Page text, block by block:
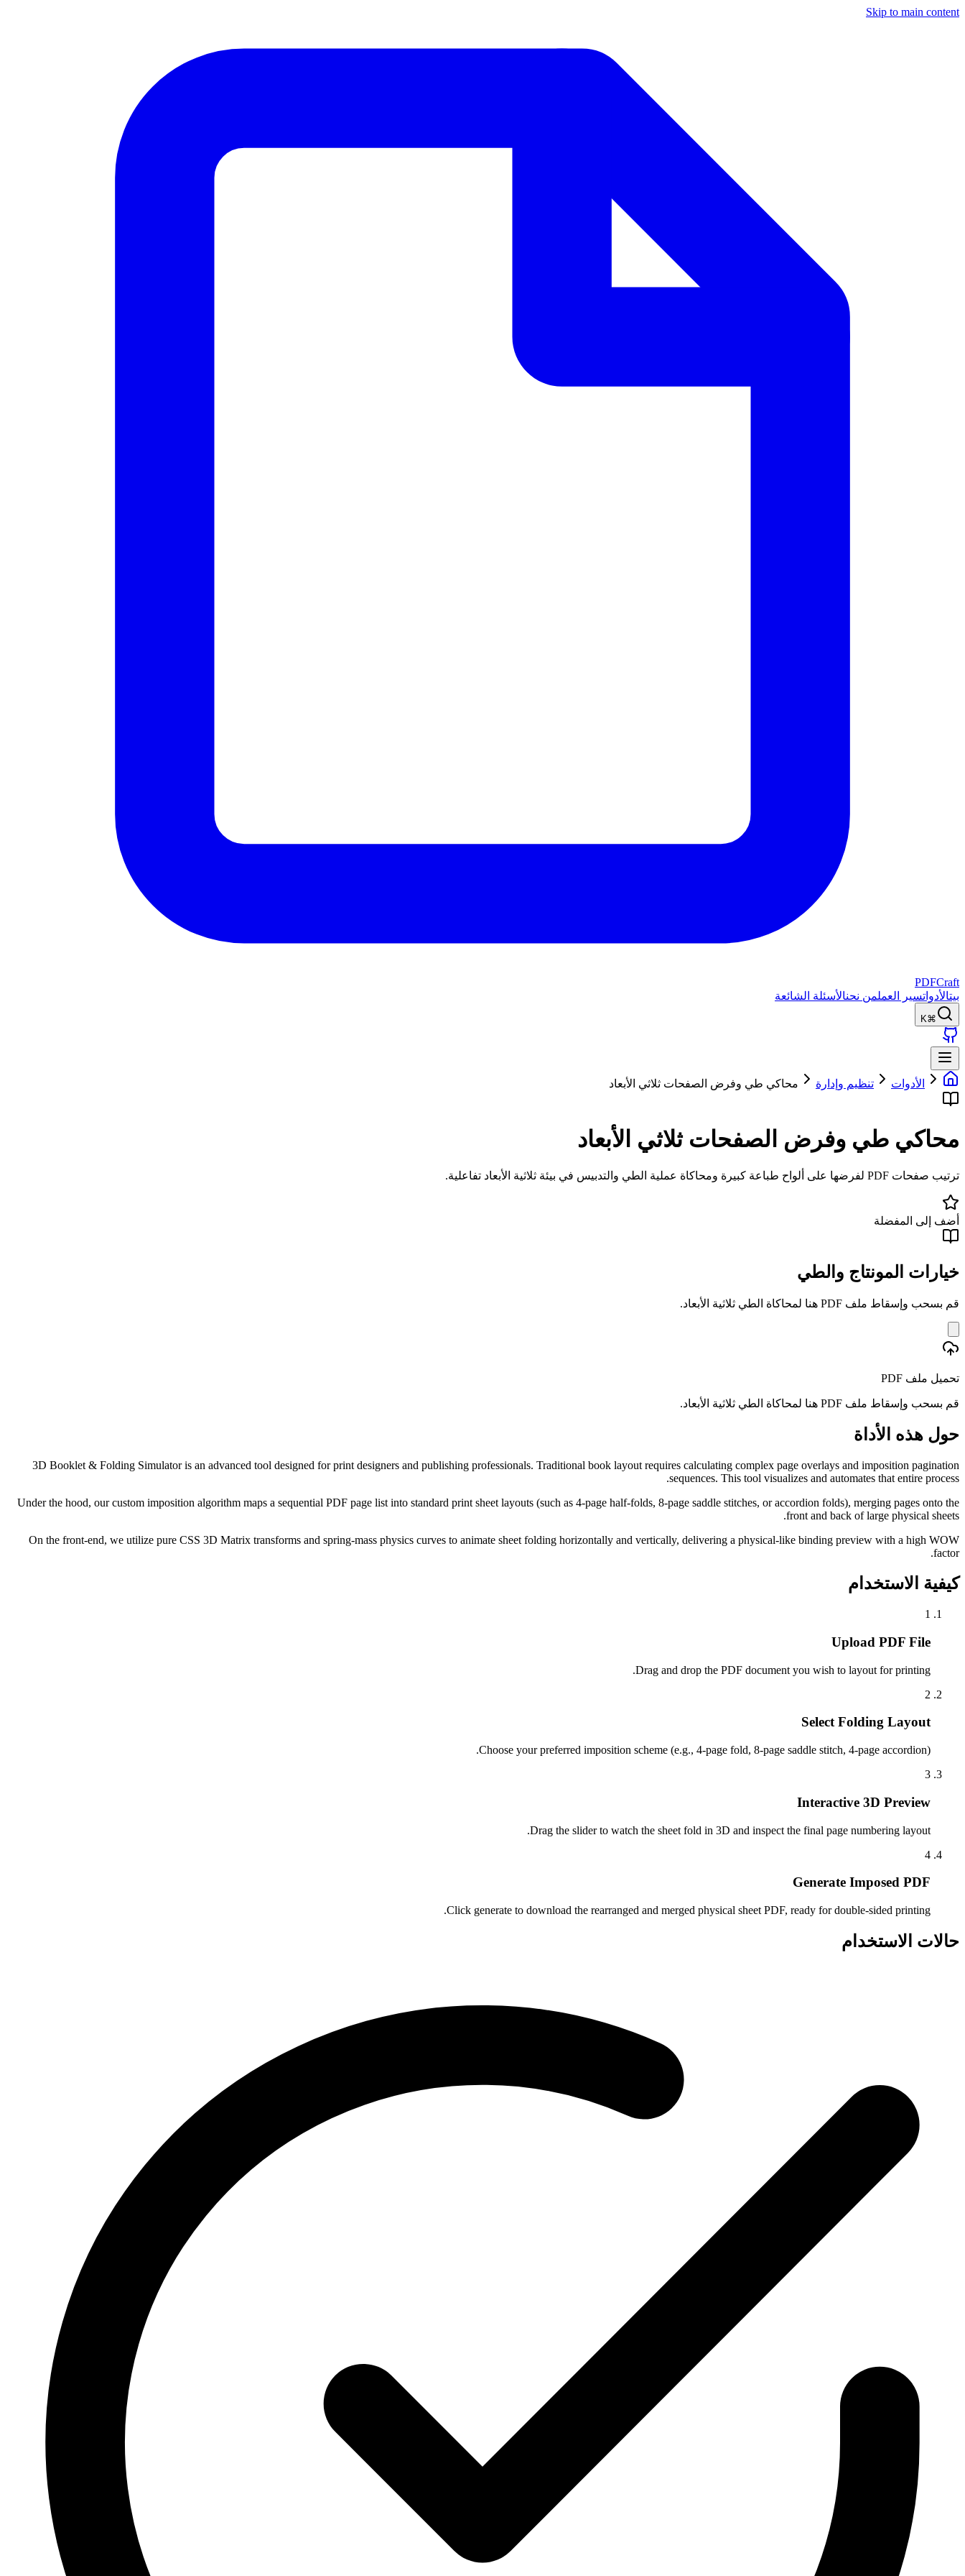
Skip to main content
PDFCraft
بيتالأدواتسير العملمن نحنالأسئلة الشائعة
⌘K
الأدوات تنظيم وإدارة محاكي طي وفرض الصفحات ثلاثي الأبعاد
محاكي طي وفرض الصفحات ثلاثي الأبعاد
ترتيب صفحات PDF لفرضها على ألواح طباعة كبيرة ومحاكاة عملية الطي والتدبيس في بيئة ثلاثية الأبعاد تفاعلية.
أضف إلى المفضلة
خيارات المونتاج والطي
قم بسحب وإسقاط ملف PDF هنا لمحاكاة الطي ثلاثية الأبعاد.
تحميل ملف PDF
قم بسحب وإسقاط ملف PDF هنا لمحاكاة الطي ثلاثية الأبعاد.
حول هذه الأداة
3D Booklet & Folding Simulator is an advanced tool designed for print designers and publishing professionals. Traditional book layout requires calculating complex page overlays and imposition pagination
sequences. This tool visualizes and automates that entire process.
Under the hood, our custom imposition algorithm maps a sequential PDF page list into standard print sheet layouts (such as 4-page half-folds, 8-page saddle stitches, or accordion folds), merging pages onto the
front and back of large physical sheets.
On the front-end, we utilize pure CSS 3D Matrix transforms and spring-mass physics curves to animate sheet folding horizontally and vertically, delivering a physical-like binding preview with a high WOW
factor.
كيفية الاستخدام
1
Upload PDF File
Drag and drop the PDF document you wish to layout for printing.
2
Select Folding Layout
Choose your preferred imposition scheme (e.g., 4-page fold, 8-page saddle stitch, 4-page accordion).
3
Interactive 3D Preview
Drag the slider to watch the sheet fold in 3D and inspect the final page numbering layout.
4
Generate Imposed PDF
Click generate to download the rearranged and merged physical sheet PDF, ready for double-sided printing.
حالات الاستخدام